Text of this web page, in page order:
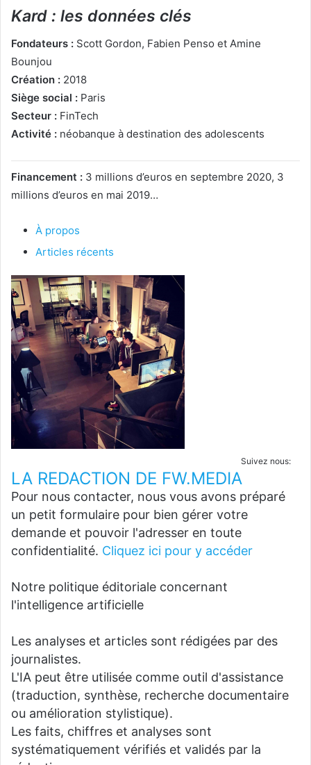
Kard : les données clés
Fondateurs : Scott Gordon, Fabien Penso et Amine
Bounjou
Création : 2018
Siège social : Paris
Secteur : FinTech
Activité : néobanque à destination des adolescents
Financement : 3 millions d’euros en septembre 2020, 3
millions d’euros en mai 2019…
À propos
Articles récents
Suivez nous:
LA REDACTION DE FW.MEDIA
Pour nous contacter, nous vous avons préparé
un petit formulaire pour bien gérer votre
demande et pouvoir l'adresser en toute
confidentialité. Cliquez ici pour y accéder
Notre politique éditoriale concernant
l'intelligence artificielle
Les analyses et articles sont rédigées par des
journalistes.
L'IA peut être utilisée comme outil d'assistance
(traduction, synthèse, recherche documentaire
ou amélioration stylistique).
Les faits, chiffres et analyses sont
systématiquement vérifiés et validés par la